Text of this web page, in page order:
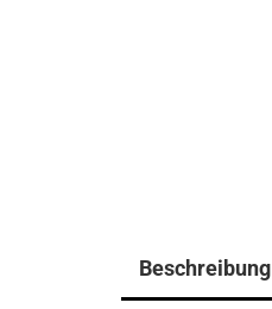
Beschreibung